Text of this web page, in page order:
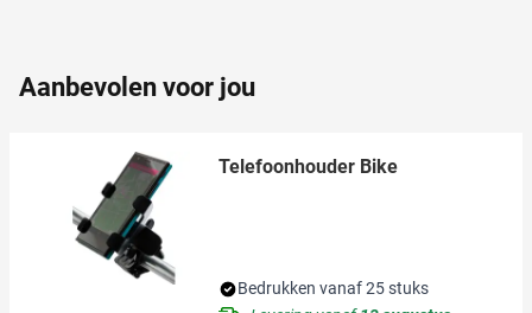
verzameld op basis van uw gebruik van hun services.
Aanbevolen voor jou
Telefoonhouder Bike
Bedrukken vanaf 25 stuks